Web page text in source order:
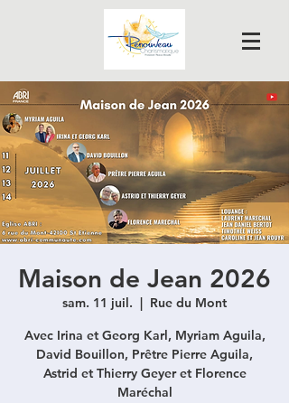
Maison de Jean 2026
sam. 11 juil.
  |
Rue du Mont
Avec Irina et Georg Karl, Myriam Aguila,
David Bouillon, Prêtre Pierre Aguila,
Astrid et Thierry Geyer et Florence
Maréchal